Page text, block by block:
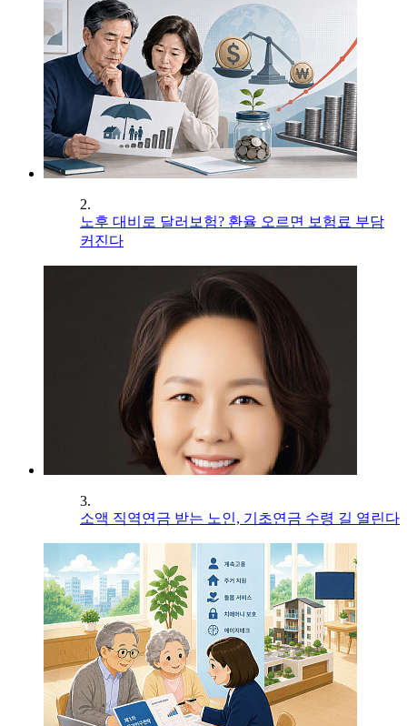
2.
노후 대비로 달러보험? 환율 오르면 보험료 부담
커진다
3.
소액 직역연금 받는 노인, 기초연금 수령 길 열린다